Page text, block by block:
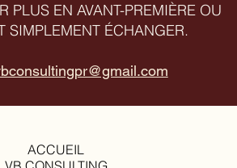
PLUS EN AVANT-PREMIÈRE OU
SIMPLEMENT ÉCHANGER.
ACCUEIL